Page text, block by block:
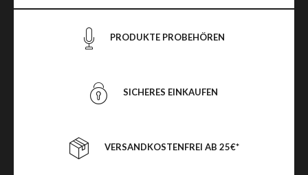
PRODUKTE PROBEHÖREN
SICHERES EINKAUFEN
VERSANDKOSTENFREI AB 25€*